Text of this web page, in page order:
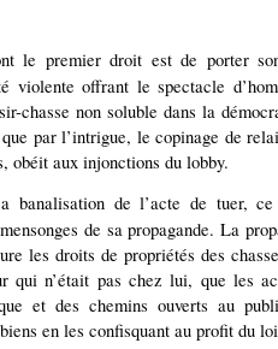
le premier droit est de porter
violente offrant le spectacle
chasse non soluble dans la
par l’intrigue, le copinage de
obéit aux injonctions du lobby.
banalisation de l’acte de tuer,
de sa propagande. La
les droits de propriétés des
n’était pas chez lui, que les
et des chemins ouverts au
en les confisquant au profit du